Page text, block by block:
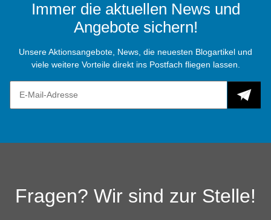
Immer die aktuellen News und
Angebote sichern!
Unsere Aktionsangebote, News, die neuesten Blogartikel und
viele weitere Vorteile direkt ins Postfach fliegen lassen.
Fragen? Wir sind zur Stelle!